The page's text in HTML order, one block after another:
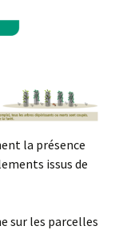
la présence
issus de
sur les parcelles